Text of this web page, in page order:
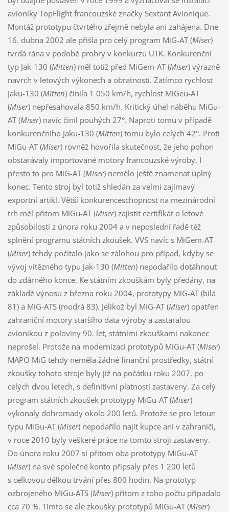
avioniky TopFlight francouzské značky Sextant Avionique.
Montáž prototypu čtvrtého zřejmě nebyla ani zahájena. Dne
16. dubna 2002 ale přišla pro celý program MiG-AT (Miser)
tvrdá rána v podobě prohry v konkurzu UTK. Konkurenční
typ Jak-130 (Mitten) měl totiž před MiGem-AT (Miser) výrazně
navrch v letových výkonech a obratnosti. Zatímco rychlost
Jaku-130 (Mitten) činila 1 050 km/h, rychlost MiGeu-AT
(Miser) nepřesahovala 850 km/h. Kritický úhel náběhu MiGu-
AT (Miser) navíc činil pouhých 27°. Naproti tomu v případě
konkurenčního Jaku-130 (Mitten) tomu bylo celých 42°. Proti
MiGu-AT (Miser) rovněž hovořila skutečnost, že jeho pohon
obstarávaly importované motory francouzské výroby. I
přesto to pro MiG-AT (Miser) nemělo ještě znamenat úplný
konec. Tento stroj byl totiž shledán za velmi zajímavý
exportní artikl. Větší konkurenceschopnost na mezinárodní
trh měl přitom MiGu-AT (Miser) zajistit certifikát o letové
způsobilosti z února roku 2004 a v neposlední řadě též
splnění programu státních zkoušek. VVS navíc s MiGem-AT
(Miser) tehdy počítalo jako se zálohou pro případ, kdyby se
vývoj vítězného typu Jak-130 (Mitten) nepodařilo dotáhnout
do zdárného konce. Ke státním zkouškám byly předány, na
základě výnosu z března roku 2004, prototypy MiG-AT (bílá
81) a MiG-ATS (modrá 83). Jelikož byl MiG-AT (Miser) opatřen
zahraniční motory staršího data výroby a zastaralou
avionikou z poloviny 90. let, státními zkouškami nakonec
neprošel. Protože na modernizaci prototypů MiGu-AT (Miser)
MAPO MiG tehdy neměla žádné finanční prostředky, státní
zkoušky tohoto stroje byly již na počátku roku 2007, po
celých dvou letech, s definitivní platností zastaveny. Za celý
program státních zkoušek prototypy MiGu-AT (Miser)
vykonaly dohromady okolo 200 letů. Protože se pro letoun
typu MiGu-AT (Miser) nepodařilo najít kupce ani v zahraničí,
v roce 2010 byly veškeré práce na tomto stroji zastaveny.
Do února roku 2007 si přitom oba prototypy MiGu-AT
(Miser) na své společné konto připsaly přes 1 200 letů
s celkovou délkou trvání přes 800 hodin. Na prototyp
ozbrojeného MiGu-ATS (Miser) přitom z toho počtu připadalo
cca 70 %. Tímto se ale zkoušky prototypů MiGu-AT (Miser)